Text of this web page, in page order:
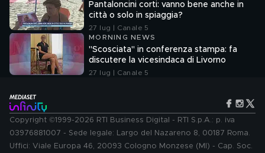
Pantaloncini corti: vanno bene anche in
città o solo in spiaggia?
27 lug | Canale 5
MORNING NEWS
"Scosciata" in conferenza stampa: fa
discutere la vicesindaca di Livorno
27 lug | Canale 5
Copyright ©1999-2026 RTI Business Digital - RTI S.p.A.: p. iva
03976881007 - Sede legale: Largo del Nazareno 8, 00187 Roma.
Uffici: Viale Europa 46, 20093 Cologno Monzese (MI) - Cap. Soc.